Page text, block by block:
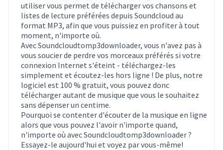
utiliser vous permet de télécharger vos chansons et
listes de lecture préférées depuis Soundcloud au
format MP3, afin que vous puissiez en profiter à tout
moment, n'importe où.
Avec Soundcloudtomp3downloader, vous n'avez pas à
vous soucier de perdre vos morceaux préférés si votre
connexion Internet s'éteint - téléchargez-les
simplement et écoutez-les hors ligne ! De plus, notre
logiciel est 100 % gratuit, vous pouvez donc
télécharger autant de musique que vous le souhaitez
sans dépenser un centime.
Pourquoi se contenter d'écouter de la musique en ligne
alors que vous pouvez l'avoir n'importe quand,
n'importe où avec Soundcloudtomp3downloader ?
Essayez-le aujourd'hui et voyez par vous-même!